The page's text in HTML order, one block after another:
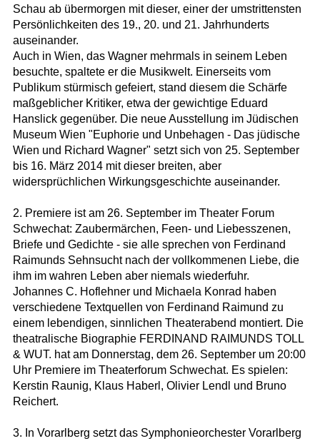
Schau ab übermorgen mit dieser, einer der umstrittensten
Persönlichkeiten des 19., 20. und 21. Jahrhunderts
auseinander.
Auch in Wien, das Wagner mehrmals in seinem Leben
besuchte, spaltete er die Musikwelt. Einerseits vom
Publikum stürmisch gefeiert, stand diesem die Schärfe
maßgeblicher Kritiker, etwa der gewichtige Eduard
Hanslick gegenüber. Die neue Ausstellung im Jüdischen
Museum Wien "Euphorie und Unbehagen - Das jüdische
Wien und Richard Wagner" setzt sich von 25. September
bis 16. März 2014 mit dieser breiten, aber
widersprüchlichen Wirkungsgeschichte auseinander.
2. Premiere ist am 26. September im Theater Forum
Schwechat: Zaubermärchen, Feen- und Liebesszenen,
Briefe und Gedichte - sie alle sprechen von Ferdinand
Raimunds Sehnsucht nach der vollkommenen Liebe, die
ihm im wahren Leben aber niemals wiederfuhr.
Johannes C. Hoflehner und Michaela Konrad haben
verschiedene Textquellen von Ferdinand Raimund zu
einem lebendigen, sinnlichen Theaterabend montiert. Die
theatralische Biographie FERDINAND RAIMUNDS TOLL
& WUT. hat am Donnerstag, dem 26. September um 20:00
Uhr Premiere im Theaterforum Schwechat. Es spielen:
Kerstin Raunig, Klaus Haberl, Olivier Lendl und Bruno
Reichert.
3. In Vorarlberg setzt das Symphonieorchester Vorarlberg